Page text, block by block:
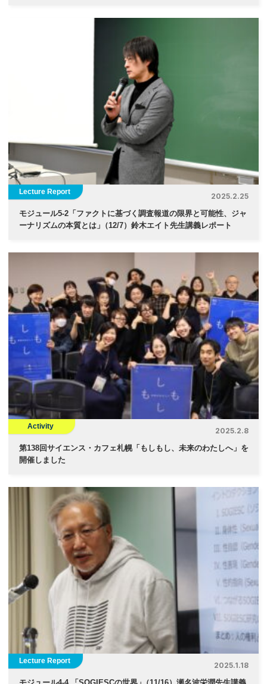
Lecture Report
2025.2.25
モジュール5-2「ファクトに基づく調査報道の限界と可能性、ジャ
ーナリズムの本質とは」 （12/7）鈴木エイト先生講義レポート
Activity
2025.2.8
第138回サイエンス・カフェ札幌「もしもし、未来のわたしへ」を
開催しました
Lecture Report
2025.1.18